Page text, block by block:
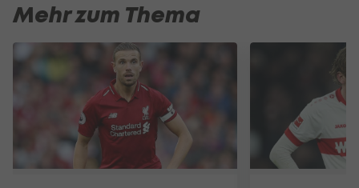
Mehr zum Thema